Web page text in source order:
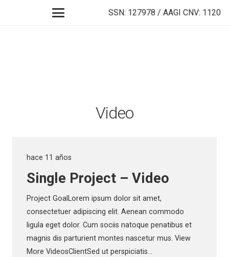
SSN: 127978 / AAGI CNV: 1120
Video
hace 11 años
Single Project – Video
Project GoalLorem ipsum dolor sit amet,
consectetuer adipiscing elit. Aenean commodo
ligula eget dolor. Cum sociis natoque penatibus et
magnis dis parturient montes nascetur mus. View
More VideosClientSed ut perspiciatis…